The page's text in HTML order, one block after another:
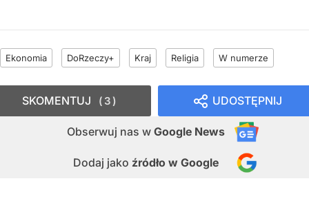
Ekonomia DoRzeczy+ Kraj Religia W numerze
UDOSTĘPNIJ
Obserwuj nas w Google News
Dodaj jako źródło w Google
SKOMENTUJ 3